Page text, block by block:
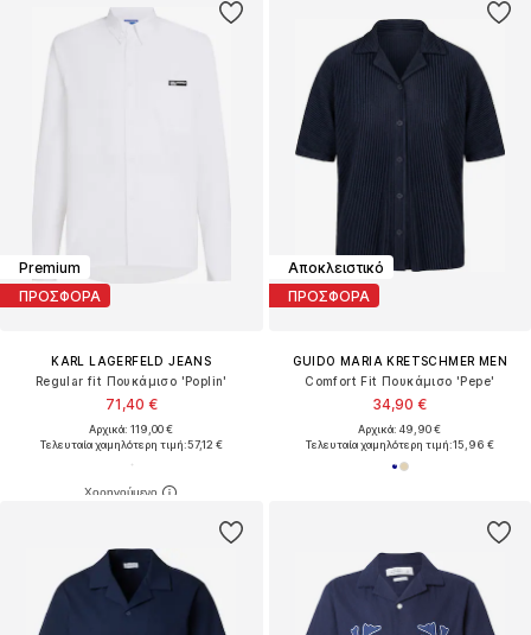
Premium
ΠΡΟΣΦΟΡΑ
KARL LAGERFELD JEANS
Regular fit Πουκάμισο 'Poplin'
71,40 €
Αρχικά: 119,00 €
Τελευταία χαμηλότερη τιμή:57,12 €
Αποκλειστικό
ΠΡΟΣΦΟΡΑ
GUIDO MARIA KRETSCHMER MEN
Comfort Fit Πουκάμισο 'Pepe'
34,90 €
Αρχικά: 49,90 €
Τελευταία χαμηλότερη τιμή:15,96 €